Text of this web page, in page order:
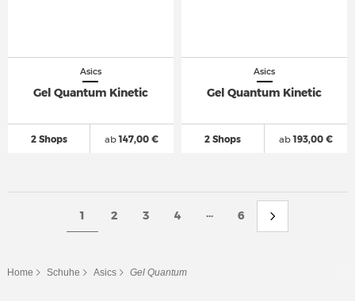
Asics
Gel Quantum Kinetic
2 Shops ab147,00 €
Asics
Gel Quantum Kinetic
2 Shops ab193,00 €
1 2 3 4 ... 6
Home Schuhe Asics Gel Quantum